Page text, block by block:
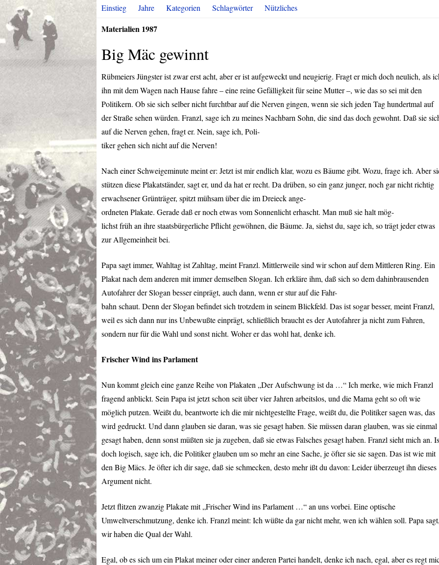
Einstieg Jahre Kategorien Schlagwörter Nützliches
Materialien 1987
Big Mäc gewinnt
Rübmeiers Jüngster ist zwar erst acht, aber er ist aufgeweckt und neugierig. Fragt er mich doch neulich, als
ihn mit dem Wagen nach Hause fahre – eine reine Gefälligkeit für seine Mutter –, wie das so sei mit den
Politikern. Ob sie sich selber nicht furchtbar auf die Nerven gingen, wenn sie sich jeden Tag hundertmal auf
der Straße sehen würden. Franzl, sage ich zu meines Nachbarn Sohn, die sind das doch gewohnt. Daß sie
auf die Nerven gehen, fragt er. Nein, sage ich, Poli-
tiker gehen sich nicht auf die Nerven!
Nach einer Schweigeminute meint er: Jetzt ist mir endlich klar, wozu es Bäume gibt. Wozu, frage ich. Aber
stützen diese Plakatständer, sagt er, und da hat er recht. Da drüben, so ein ganz junger, noch gar nicht richtig
erwachsener Grünträger, spitzt mühsam über die im Dreieck ange-
ordneten Plakate. Gerade daß er noch etwas vom Sonnenlicht erhascht. Man muß sie halt mög-
lichst früh an ihre staatsbürgerliche Pflicht gewöhnen, die Bäume. Ja, siehst du, sage ich, so trägt jeder etwas
zur Allgemeinheit bei.
Papa sagt immer, Wahltag ist Zahltag, meint Franzl. Mittlerweile sind wir schon auf dem Mittleren Ring. Ein
Plakat nach dem anderen mit immer demselben Slogan. Ich erkläre ihm, daß sich so dem dahinbrausenden
Autofahrer der Slogan besser einprägt, auch dann, wenn er stur auf die Fahr-
bahn schaut. Denn der Slogan befindet sich trotzdem in seinem Blickfeld. Das ist sogar besser, meint Franzl,
weil es sich dann nur ins Unbewußte einprägt, schließlich braucht es der Autofahrer ja nicht zum Fahren,
sondern nur für die Wahl und sonst nicht. Woher er das wohl hat, denke ich.
Frischer Wind ins Parlament
Nun kommt gleich eine ganze Reihe von Plakaten „Der Aufschwung ist da …“ Ich merke, wie mich Franzl
fragend anblickt. Sein Papa ist jetzt schon seit über vier Jahren arbeitslos, und die Mama geht so oft wie
möglich putzen. Weißt du, beantworte ich die mir nichtgestellte Frage, weißt du, die Politiker sagen was, das
wird gedruckt. Und dann glauben sie daran, was sie gesagt haben. Sie müssen daran glauben, was sie einmal
gesagt haben, denn sonst müßten sie ja zugeben, daß sie etwas Falsches gesagt haben. Franzl sieht mich an.
doch logisch, sage ich, die Politiker glauben um so mehr an eine Sache, je öfter sie sie sagen. Das ist wie mit
den Big Mäcs. Je öfter ich dir sage, daß sie schmecken, desto mehr ißt du davon: Leider überzeugt ihn dieses
Argument nicht.
Jetzt flitzen zwanzig Plakate mit „Frischer Wind ins Parlament …“ an uns vorbei. Eine optische
Umweltverschmutzung, denke ich. Franzl meint: Ich wüßte da gar nicht mehr, wen ich wählen soll. Papa
wir haben die Qual der Wahl.
Egal, ob es sich um ein Plakat meiner oder einer anderen Partei handelt, denke ich nach, egal, aber es regt